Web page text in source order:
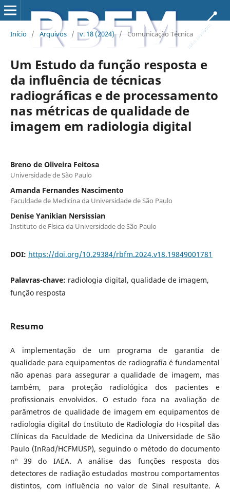
Início / Arquivos / v. 18 (2024) / Comunicação Técnica
Um Estudo da função resposta e
da influência de técnicas
radiográficas e de processamento
nas métricas de qualidade de
imagem em radiologia digital
Breno de Oliveira Feitosa
Universidade de São Paulo
Amanda Fernandes Nascimento
Faculdade de Medicina da Universidade de São Paulo
Denise Yanikian Nersissian
Instituto de Física da Universidade de São Paulo
DOI: https://doi.org/10.29384/rbfm.2024.v18.19849001781
Palavras-chave: radiologia digital, qualidade de imagem,
função resposta
Resumo
A implementação de um programa de garantia de
qualidade para equipamentos de radiografia é fundamental
não apenas para assegurar a qualidade de imagem, mas
também, para proteção radiológica dos pacientes e
profissionais envolvidos. O estudo foca na avaliação de
parâmetros de qualidade de imagem em equipamentos de
radiologia digital do Instituto de Radiologia do Hospital das
Clínicas da Faculdade de Medicina da Universidade de São
Paulo (InRad/HCFMUSP), seguindo o método do documento
nº 39 do IAEA. A análise das funções resposta dos
detectores de radiação estudados mostrou comportamentos
distintos, com influência no valor de Sinal resultante. A